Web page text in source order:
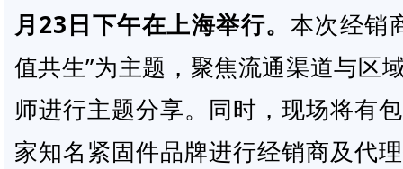
月23日下午在上海举行。 本次经销
值共生”为主题，聚焦流通渠道与区
师进行主题分享。同时，现场将有
家知名紧固件品牌进行经销商及代